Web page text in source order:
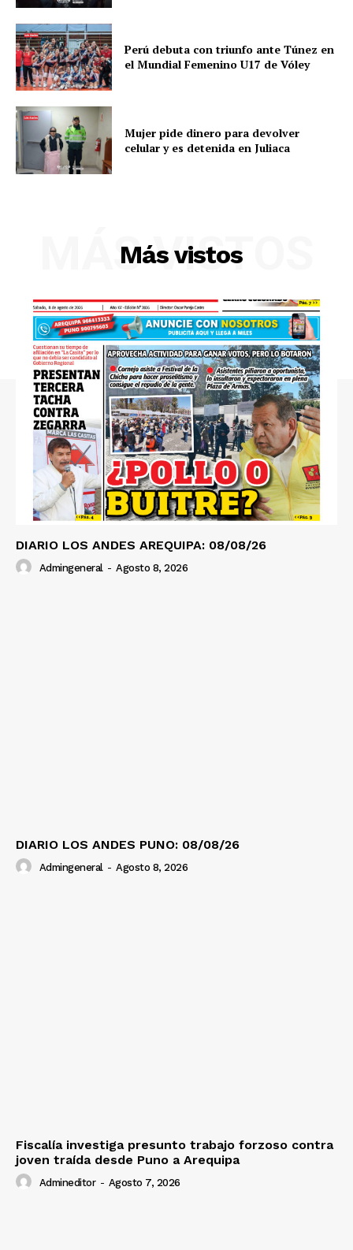
Nosotros
Contacto
Prensa
Perú debuta con triunfo ante Túnez en
el Mundial Femenino U17 de Vóley
Mujer pide dinero para devolver
celular y es detenida en Juliaca
Más vistos
MÁS VISTOS
DIARIO LOS ANDES AREQUIPA: 08/08/26
Admingeneral - Agosto 8, 2026
DIARIO LOS ANDES PUNO: 08/08/26
Admingeneral - Agosto 8, 2026
Fiscalía investiga presunto trabajo forzoso contra
joven traída desde Puno a Arequipa
Admineditor - Agosto 7, 2026